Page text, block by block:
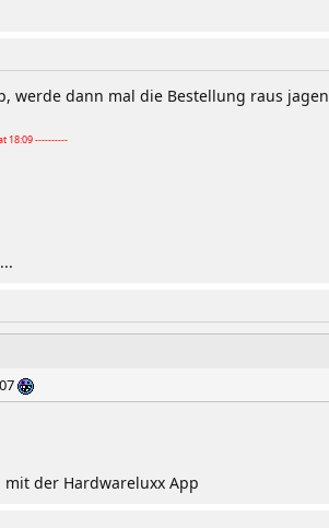
werde dann mal die Bestellung raus jagen
18:09 ----------
mit der Hardwareluxx App